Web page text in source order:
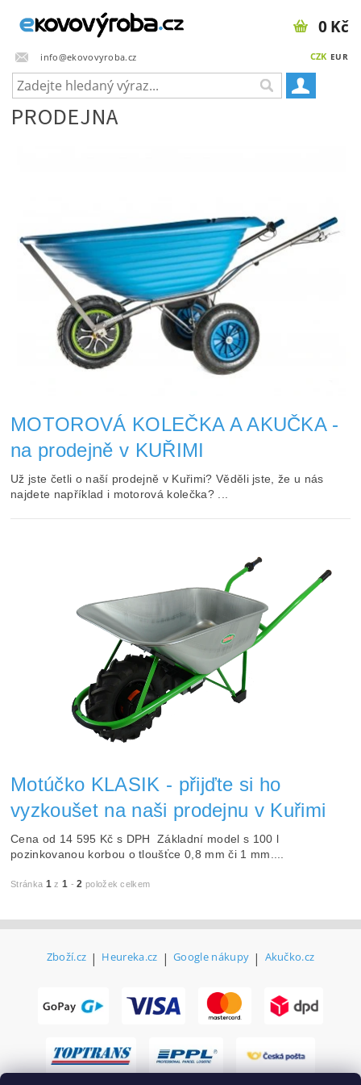
info@ekovovyroba.cz CZK EUR
0 Kč
PRODEJNA
MOTOROVÁ KOLEČKA A AKUČKA -
na prodejně v KUŘIMI
Už jste četli o naší prodejně v Kuřimi? Věděli jste, že u nás
najdete například i motorová kolečka? ...
Motúčko KLASIK - přijďte si ho
vyzkoušet na naši prodejnu v Kuřimi
Cena od 14 595 Kč s DPH Základní model s 100 l
pozinkovanou korbou o tloušťce 0,8 mm či 1 mm....
Stránka 1 z 1 -2 položek celkem
Zboží.cz | Heureka.cz | Google nákupy | Akučko.cz